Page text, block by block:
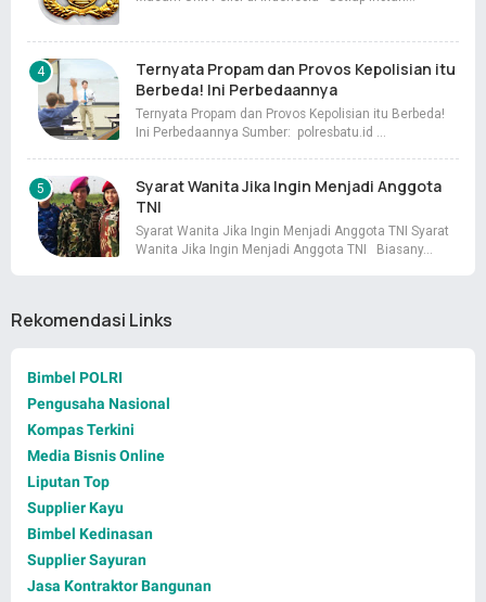
Ternyata Propam dan Provos Kepolisian itu
Berbeda! Ini Perbedaannya
Ternyata Propam dan Provos Kepolisian itu Berbeda!
Ini Perbedaannya Sumber: polresbatu.id …
Syarat Wanita Jika Ingin Menjadi Anggota
TNI
Syarat Wanita Jika Ingin Menjadi Anggota TNI Syarat
Wanita Jika Ingin Menjadi Anggota TNI Biasany…
Rekomendasi Links
Bimbel POLRI
Pengusaha Nasional
Kompas Terkini
Media Bisnis Online
Liputan Top
Supplier Kayu
Bimbel Kedinasan
Supplier Sayuran
Jasa Kontraktor Bangunan